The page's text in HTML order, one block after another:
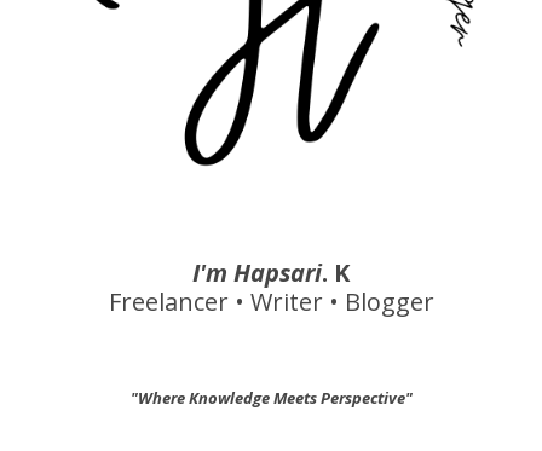
I'm Hapsari. K
Freelancer • Writer • Blogger
"Where Knowledge Meets Perspective"